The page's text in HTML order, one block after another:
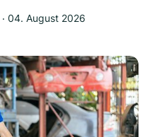
‧ 04. August 2026